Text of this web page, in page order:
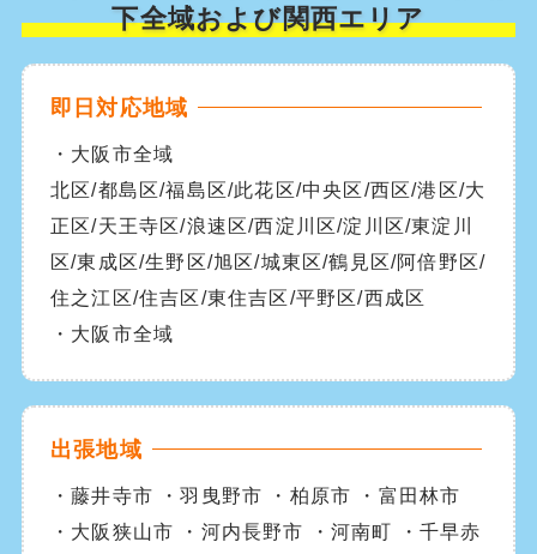
下全域および関西エリア
即日対応地域
・大阪市全域
北区/都島区/福島区/此花区/中央区/西区/港区/大
正区/天王寺区/浪速区/西淀川区/淀川区/東淀川
区/東成区/生野区/旭区/城東区/鶴見区/阿倍野区/
住之江区/住吉区/東住吉区/平野区/西成区
・大阪市全域
出張地域
・藤井寺市 ・羽曳野市 ・柏原市 ・富田林市
・大阪狭山市 ・河内長野市 ・河南町 ・千早赤